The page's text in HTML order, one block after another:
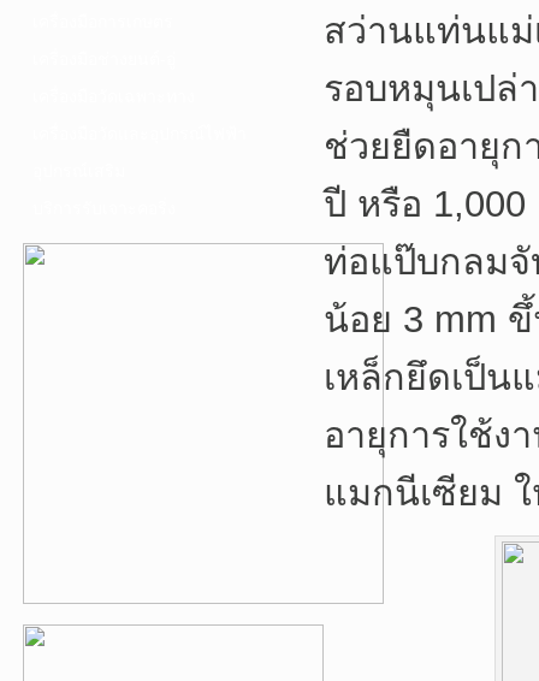
สว่านแท่นแม่
รอบหมุนเปล่
ช่วยยืดอายุก
ปี หรือ
ท่อแป๊บกลมจั
น้อย 3 mm
เหล็กยึดเป็น
อายุการใช้ง
แมกนีเซียม